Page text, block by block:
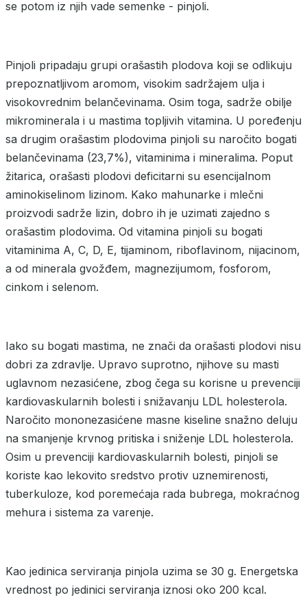
se potom iz njih vade semenke - pinjoli.
Pinjoli pripadaju grupi orašastih plodova koji se odlikuju
prepoznatljivom aromom, visokim sadržajem ulja i
visokovrednim belančevinama. Osim toga, sadrže obilje
mikrominerala i u mastima topljivih vitamina. U poređenju
sa drugim orašastim plodovima pinjoli su naročito bogati
belančevinama (23,7%), vitaminima i mineralima. Poput
žitarica, orašasti plodovi deficitarni su esencijalnom
aminokiselinom lizinom. Kako mahunarke i mlečni
proizvodi sadrže lizin, dobro ih je uzimati zajedno s
orašastim plodovima. Od vitamina pinjoli su bogati
vitaminima A, C, D, E, tijaminom, riboflavinom, nijacinom,
a od minerala gvožđem, magnezijumom, fosforom,
cinkom i selenom.
Iako su bogati mastima, ne znači da orašasti plodovi nisu
dobri za zdravlje. Upravo suprotno, njihove su masti
uglavnom nezasićene, zbog čega su korisne u prevenciji
kardiovaskularnih bolesti i snižavanju LDL holesterola.
Naročito mononezasićene masne kiseline snažno deluju
na smanjenje krvnog pritiska i sniženje LDL holesterola.
Osim u prevenciji kardiovaskularnih bolesti, pinjoli se
koriste kao lekovito sredstvo protiv uznemirenosti,
tuberkuloze, kod poremećaja rada bubrega, mokraćnog
mehura i sistema za varenje.
Kao jedinica serviranja pinjola uzima se 30 g. Energetska
vrednost po jedinici serviranja iznosi oko 200 kcal.